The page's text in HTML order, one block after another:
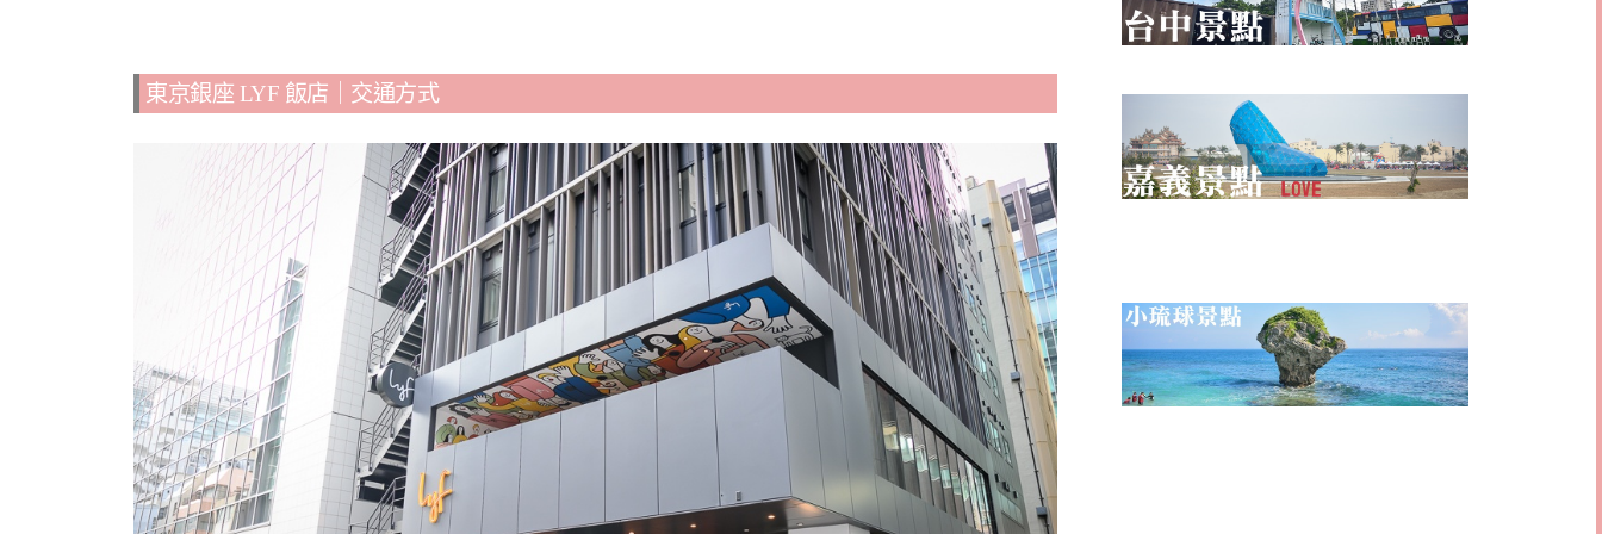
東京銀座 LYF 飯店｜交通方式